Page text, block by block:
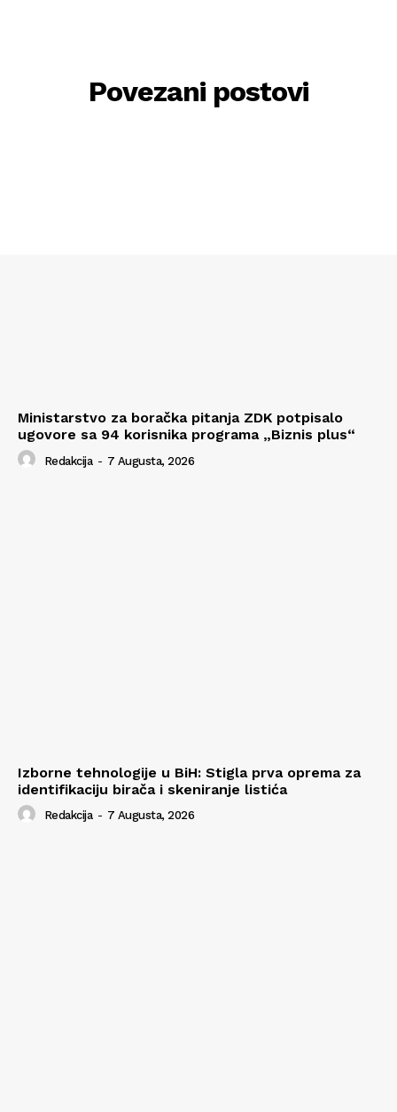
Povezani postovi
Ministarstvo za boračka pitanja ZDK potpisalo
ugovore sa 94 korisnika programa „Biznis plus“
Redakcija - 7 Augusta, 2026
Izborne tehnologije u BiH: Stigla prva oprema za
identifikaciju birača i skeniranje listića
Redakcija - 7 Augusta, 2026